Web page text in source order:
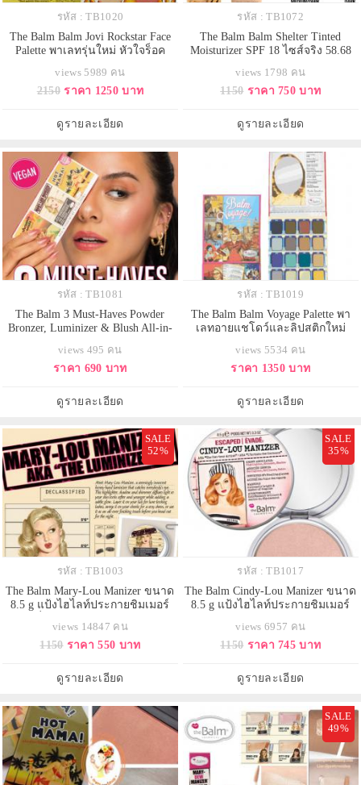
รหัส : TB1020
The Balm Balm Jovi Rockstar Face
Palette พาเลทรุ่นใหม่ หัวใจร็อค
ไฮไลท์ บรัชออนสีพีช หวานนิด ๆ
เปรี้ยวหน่อย ๆ ความมหัศจรรย์
ชิค Milly และ Vanilla ปรับลุคให้สวย
views 5989 คน
2150 ราคา 1250 บาท
ดูรายละเอียด
รหัส : TB1072
The Balm Balm Shelter Tinted
Moisturizer SPF 18 ไซส์จริง 58.68
รองพื้น เนื้อบางเบา สำหรับคนที่ไม่
ชอบรองพื้นหนาๆ แต่ต้องการความ
หน้าดูเป็นธรรมชาติ กระจ่างใส ซึ่ง
ตัวนี้จะมีมอยเจอร์ไ
views 1798 คน
1150 ราคา 750 บาท
ดูรายละเอียด
รหัส : TB1081
The Balm 3 Must-Haves Powder
Bronzer, Luminizer & Blush All-in-
หน้า 3 สี Must-Haves Trio ที่รวม
ผลิตภัณฑ์ความงามที่จำเป็นไว้ในพา
เซอร์/เฉดดิ้ง และบรัชที่สามารถใช้
เป็นสีอายเชโดได้ด้วย มาครบจัด
views 495 คน
ราคา 690 บาท
ดูรายละเอียด
รหัส : TB1019
The Balm Balm Voyage Palette พา
เลทอายแชโดว์และลิปสติกใหม่
สี และลิปสติก 3 เฉดสี อายแชโดว์
เป็นสีของความอบอุ่นเอิร์ธโทน พาส
มาเขียนเป็นอายไลน์เนอร์สร้าง
ความโฉบเฉี่ยวให้ดวงตาได้ ส่วนลิป
views 5534 คน
ราคา 1350 บาท
ดูรายละเอียด
SALE
52%
รหัส : TB1003
The Balm Mary-Lou Manizer ขนาด
8.5 g แป้งไฮไลท์ประกายชิมเมอร์
จมูกให้แลดูคม หรือไล้หน้าผากและ
ปลายคางให้หน้าดูมีมิติ สามารถใช้
dewy มากขึ้น สีแป้งเป็นธรรมชาติ
กลืนไปกับผิว อีกท
views 14847 คน
1150 ราคา 550 บาท
ดูรายละเอียด
SALE
35%
รหัส : TB1017
The Balm Cindy-Lou Manizer ขนาด
8.5 g แป้งไฮไลท์ประกายชิมเมอร์
เพิ่มมิติให้แก่ใบหน้า ใช้ไล้สันจมูกให้
แลดูคม หรือไล้หน้าผากและปลาย
แก้มด้านบนเพื่อให้ผิวหน้าดู dewy
มากขึ้น สีแป้งเ
views 6957 คน
1150 ราคา 745 บาท
ดูรายละเอียด
SALE
49%